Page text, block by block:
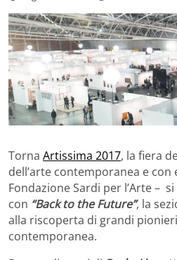
Torna Artissima 2017, la fiera
dell’arte contemporanea e con
Fondazione Sardi per l’Arte –
con “Back to the Future”, la
alla riscoperta di grandi
contemporanea.